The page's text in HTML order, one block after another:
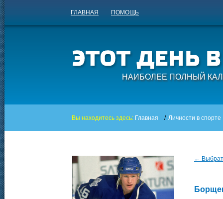
ГЛАВНАЯ ПОМОЩЬ
НАИБОЛЕЕ ПОЛНЫЙ
Вы находитесь здесь: Главная / Личности в спорте
←